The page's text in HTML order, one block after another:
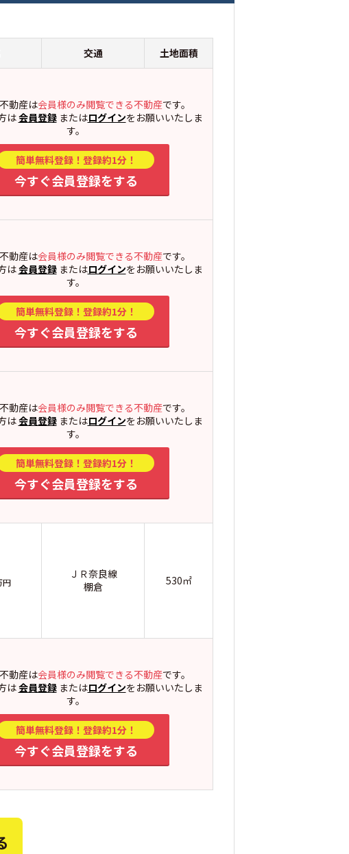
交通 土地面積
動産は会員様のみ閲覧できる不動産です。
は会員登録またはログインをお願いいたしま
す。
簡単無料登録！登録約1分！
今すぐ会員登録をする
動産は会員様のみ閲覧できる不動産です。
は会員登録またはログインをお願いいたしま
す。
簡単無料登録！登録約1分！
今すぐ会員登録をする
動産は会員様のみ閲覧できる不動産です。
は会員登録またはログインをお願いいたしま
す。
簡単無料登録！登録約1分！
今すぐ会員登録をする
円
ＪＲ奈良線
棚倉
530㎡
動産は会員様のみ閲覧できる不動産です。
は会員登録またはログインをお願いいたしま
す。
簡単無料登録！登録約1分！
今すぐ会員登録をする